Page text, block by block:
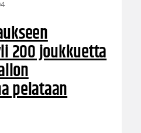
200 joukkuetta
pelataan